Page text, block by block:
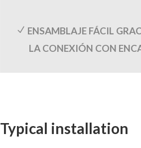
N ENSAMBLAJE FÁCIL
LA CONEXIÓN CON
Typical installation